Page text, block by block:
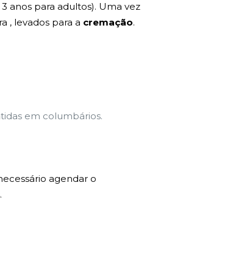
anos para adultos). Uma vez
, levados para a cremação.
em columbários.
agendar o